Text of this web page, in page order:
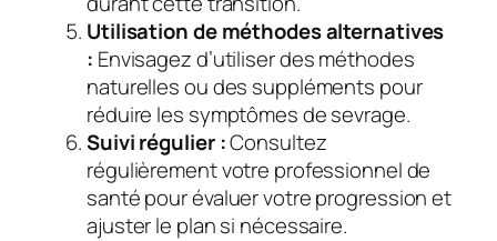
Utilisation de méthodes alternatives
: Envisagez d’utiliser des méthodes
naturelles ou des suppléments pour
réduire les symptômes de sevrage.
Suivi régulier :Consultez
régulièrement votre professionnel de
santé pour évaluer votre progression et
ajuster le plan si nécessaire.